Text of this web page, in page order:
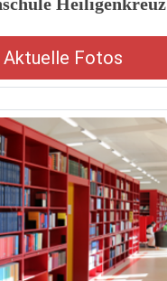
Aktuelle Fotos